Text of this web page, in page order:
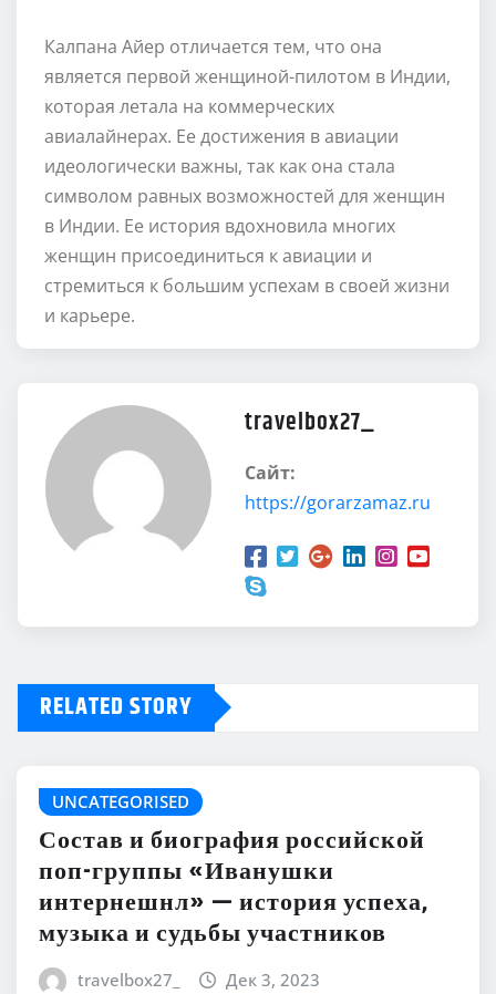
Калпана Айер отличается тем, что она
является первой женщиной-пилотом в Индии,
которая летала на коммерческих
авиалайнерах. Ее достижения в авиации
идеологически важны, так как она стала
символом равных возможностей для женщин
в Индии. Ее история вдохновила многих
женщин присоединиться к авиации и
стремиться к большим успехам в своей жизни
и карьере.
travelbox27_
Сайт:
https://gorarzamaz.ru
RELATED STORY
UNCATEGORISED
Состав и биография российской
поп-группы «Иванушки
интернешнл» — история успеха,
музыка и судьбы участников
travelbox27_ Дек 3, 2023